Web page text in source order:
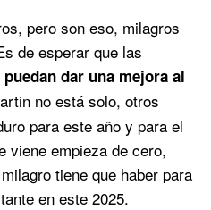
pero son eso, milagros
de esperar que las
dar una mejora al
no está solo, otros
para este año y para el
viene empieza de cero,
tiene que haber para
en este 2025.